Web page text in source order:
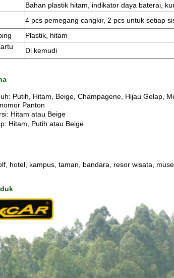
Bahan plastik hitam, indikator daya baterai,
4 pcs pemegang cangkir, 2 pcs untuk setiap
Plastik, hitam
Di kemudi
Putih, Hitam, Beige, Champagene, Hijau Gelap,
Panton
Hitam atau Beige
Hitam, Putih atau Beige
hotel, kampus, taman, bandara, resor wisata,